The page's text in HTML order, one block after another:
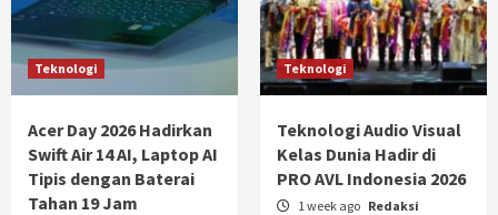
Teknologi
Acer Day 2026 Hadirkan
Swift Air 14 AI, Laptop AI
Tipis dengan Baterai
Tahan 19 Jam
Teknologi
Teknologi Audio Visual
Kelas Dunia Hadir di
PRO AVL Indonesia 2026
1 week ago Redaksi